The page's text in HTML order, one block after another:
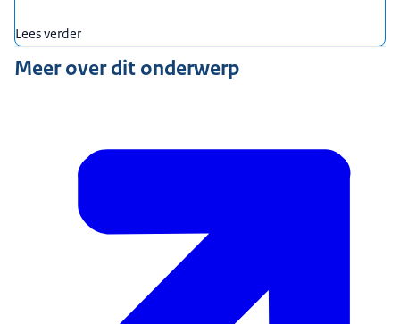
Lees verder
Meer over dit onderwerp